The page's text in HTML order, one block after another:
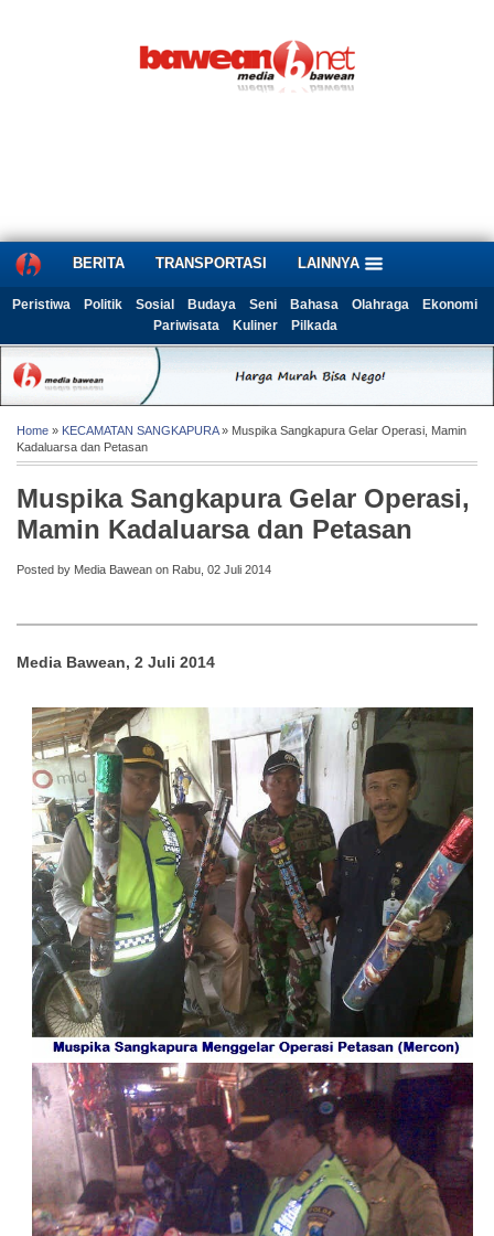
BERITA TRANSPORTASI LAINNYA
Peristiwa Politik Sosial Budaya Seni Bahasa Olahraga
Ekonomi
Pariwisata
Kuliner Pilkada
Home » KECAMATAN SANGKAPURA» Muspika Sangkapura Gelar Operasi, Mamin
Kadaluarsa dan Petasan
Muspika Sangkapura Gelar Operasi,
Mamin Kadaluarsa dan Petasan
Posted by Media Bawean on Rabu, 02 Juli 2014
Media Bawean, 2 Juli 2014